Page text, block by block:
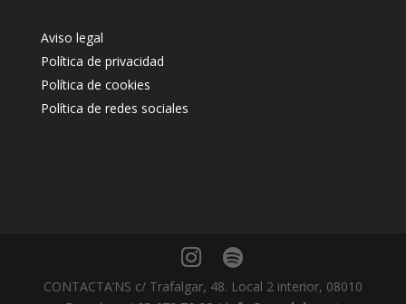
Aviso legal
Política de privacidad
Política de cookies
Política de redes sociales
CONTACTA’NS c/ Trafalgar, 48. Local 2 interior, 08010